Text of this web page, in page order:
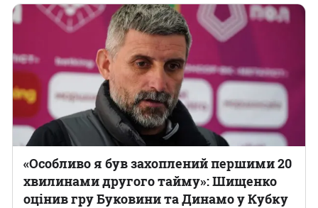
«Особливо я був захоплений першими 20
хвилинами другого тайму»: Шищенко
оцінив гру Буковини та Динамо у Кубку